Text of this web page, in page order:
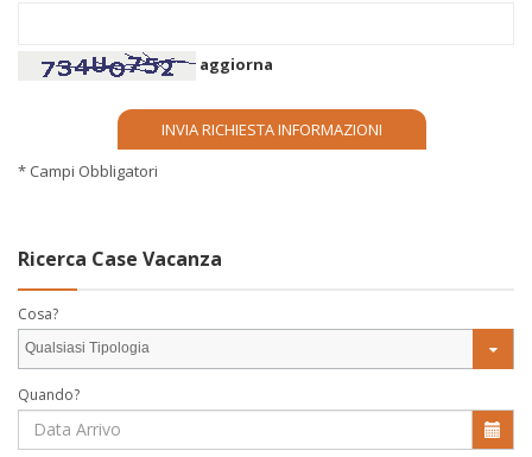
aggiorna
* Campi Obbligatori
Ricerca Case Vacanza
Cosa?
Qualsiasi Tipologia
Quando?